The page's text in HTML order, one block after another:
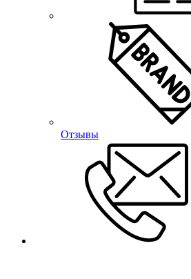
Отзывы